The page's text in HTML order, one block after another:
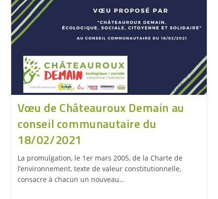
Vœu de Châteauroux Demain au
conseil communautaire du
18/02/2021
La promulgation, le 1er mars 2005, de la Charte de
l’environnement, texte de valeur constitutionnelle,
consacre à chacun un nouveau…